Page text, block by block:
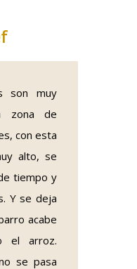
son muy
zona de
con esta
alto, se
tiempo y
Y se deja
acabe
el arroz.
se pasa